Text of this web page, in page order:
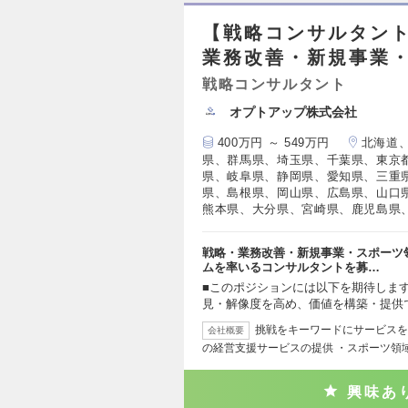
【戦略コンサルタ
業務改善・新規事業
戦略コンサルタント
オプトアップ株式会社
400万円 ～ 549万円
北海道
県、群馬県、埼玉県、千葉県、東
県、岐阜県、静岡県、愛知県、三
県、島根県、岡山県、広島県、山
熊本県、大分県、宮崎県、鹿児島県
戦略・業務改善・新規事業・スポー
ムを率いるコンサルタントを募…
■このポジションには以下を期待しま
見・解像度を高め、価値を構築・提
会社概要
挑戦をキーワードにサービス
の経営支援サービスの提供 ・スポーツ
興味あ